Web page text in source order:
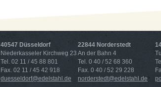
40547 Düsseldorf
Niederkasseler Kirchweg 23
Tel. 02 11 / 45 88 801
Fax. 02 11 / 45 42 918
duesseldorf@edelstahl.de
22844 Norderstedt
An der Bahn 4
Tel. 0 40 / 52 68 360
Fax. 0 40 / 52 29 228
norderstedt@edelstahl.de